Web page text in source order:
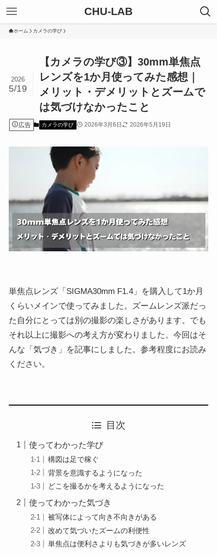
CHU-LAB
ホーム カメラの学び
【カメラの学び③】30mm単焦点
レンズを1か月使ってみた感想｜
メリット・デメリットとズームで
は気づけなかったこと
2026
5/19
広告 カメラの学び 2026年3月6日 2026年5月19日
単焦点レンズ「SIGMA30mm F1.4」を購入して1か月
くらいメインで使ってみました。ズームレンズ派だっ
た自分にとっては別の撮影の楽しさがあります。でも
それ以上に撮影への考え方が変わりました。今回はそ
んな「気づき」を記事にしました。参考程度にお読み
ください。
目次
使ってわかった学び
構図は足で稼ぐ
背景を意識するようになった
どこを撮るかを考えるようになった
使ってわかった気づき
被写体によって向き不向きがある
改めて気づいたズームの利便性
単焦点は便利さよりも気づきが多いレンズ